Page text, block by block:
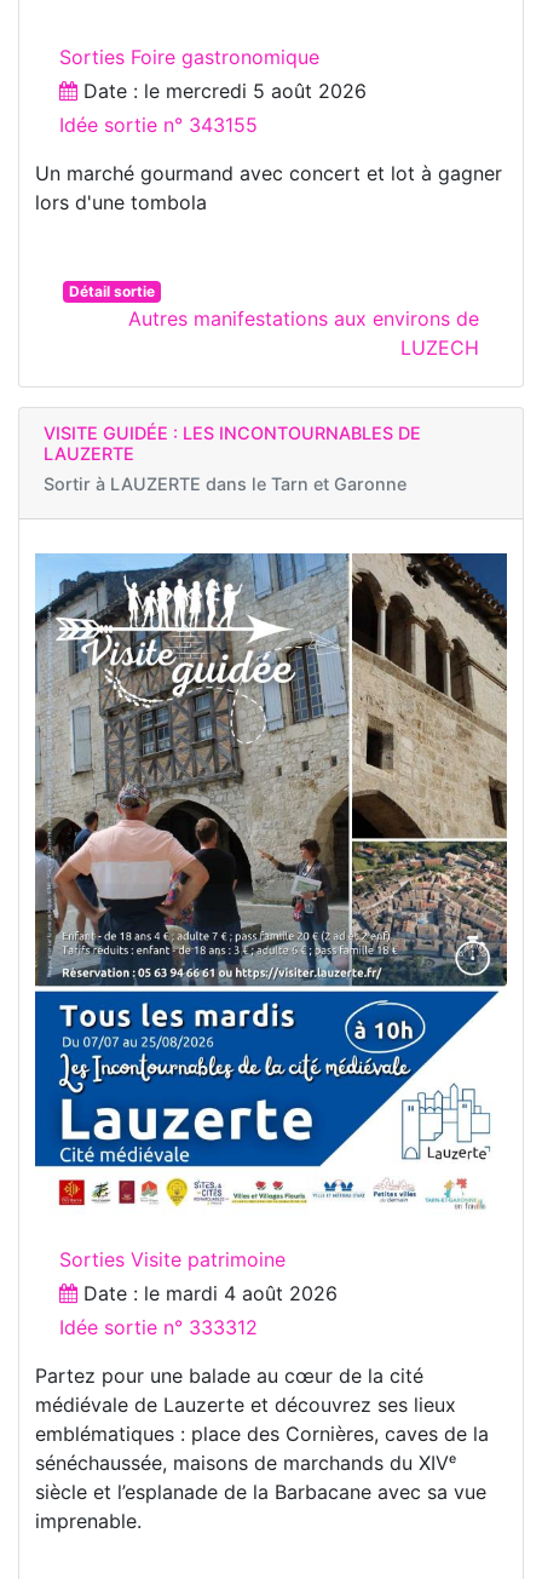
Sorties Foire gastronomique
Date : le mercredi 5 août 2026
Idée sortie n° 343155
Un marché gourmand avec concert et lot à gagner
lors d'une tombola
Détail sortie
Autres manifestations aux environs de
LUZECH
VISITE GUIDÉE : LES INCONTOURNABLES DE
LAUZERTE
Sortir à LAUZERTE dans le Tarn et Garonne
Sorties Visite patrimoine
Date : le mardi 4 août 2026
Idée sortie n° 333312
Partez pour une balade au cœur de la cité
médiévale de Lauzerte et découvrez ses lieux
emblématiques : place des Cornières, caves de la
sénéchaussée, maisons de marchands du XIVᵉ
siècle et l’esplanade de la Barbacane avec sa vue
imprenable.